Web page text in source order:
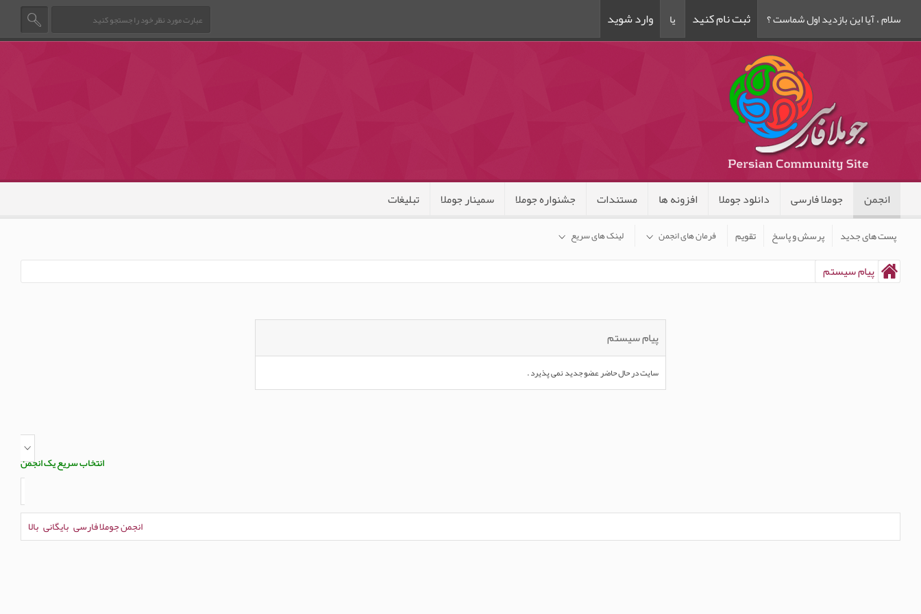
سلام ، آیا این بازدید اول شماست ؟ ثبت نام کنید یا وارد شوید
انجمن
پست های جدید پرسش و پاسخ تقویم فرمان های انجمن لینک های سریع
جوملا فارسی دانلود جوملا افزونه ها مستندات جشنواره جوملا سمینار جوملا تبلیغات
پیام سیستم
پیام سیستم
سایت در حال حاضر عضو جدید نمی پذیرد .
انتخاب سریع یک انجمن
انجمن جوملا فارسی بایگانی بالا